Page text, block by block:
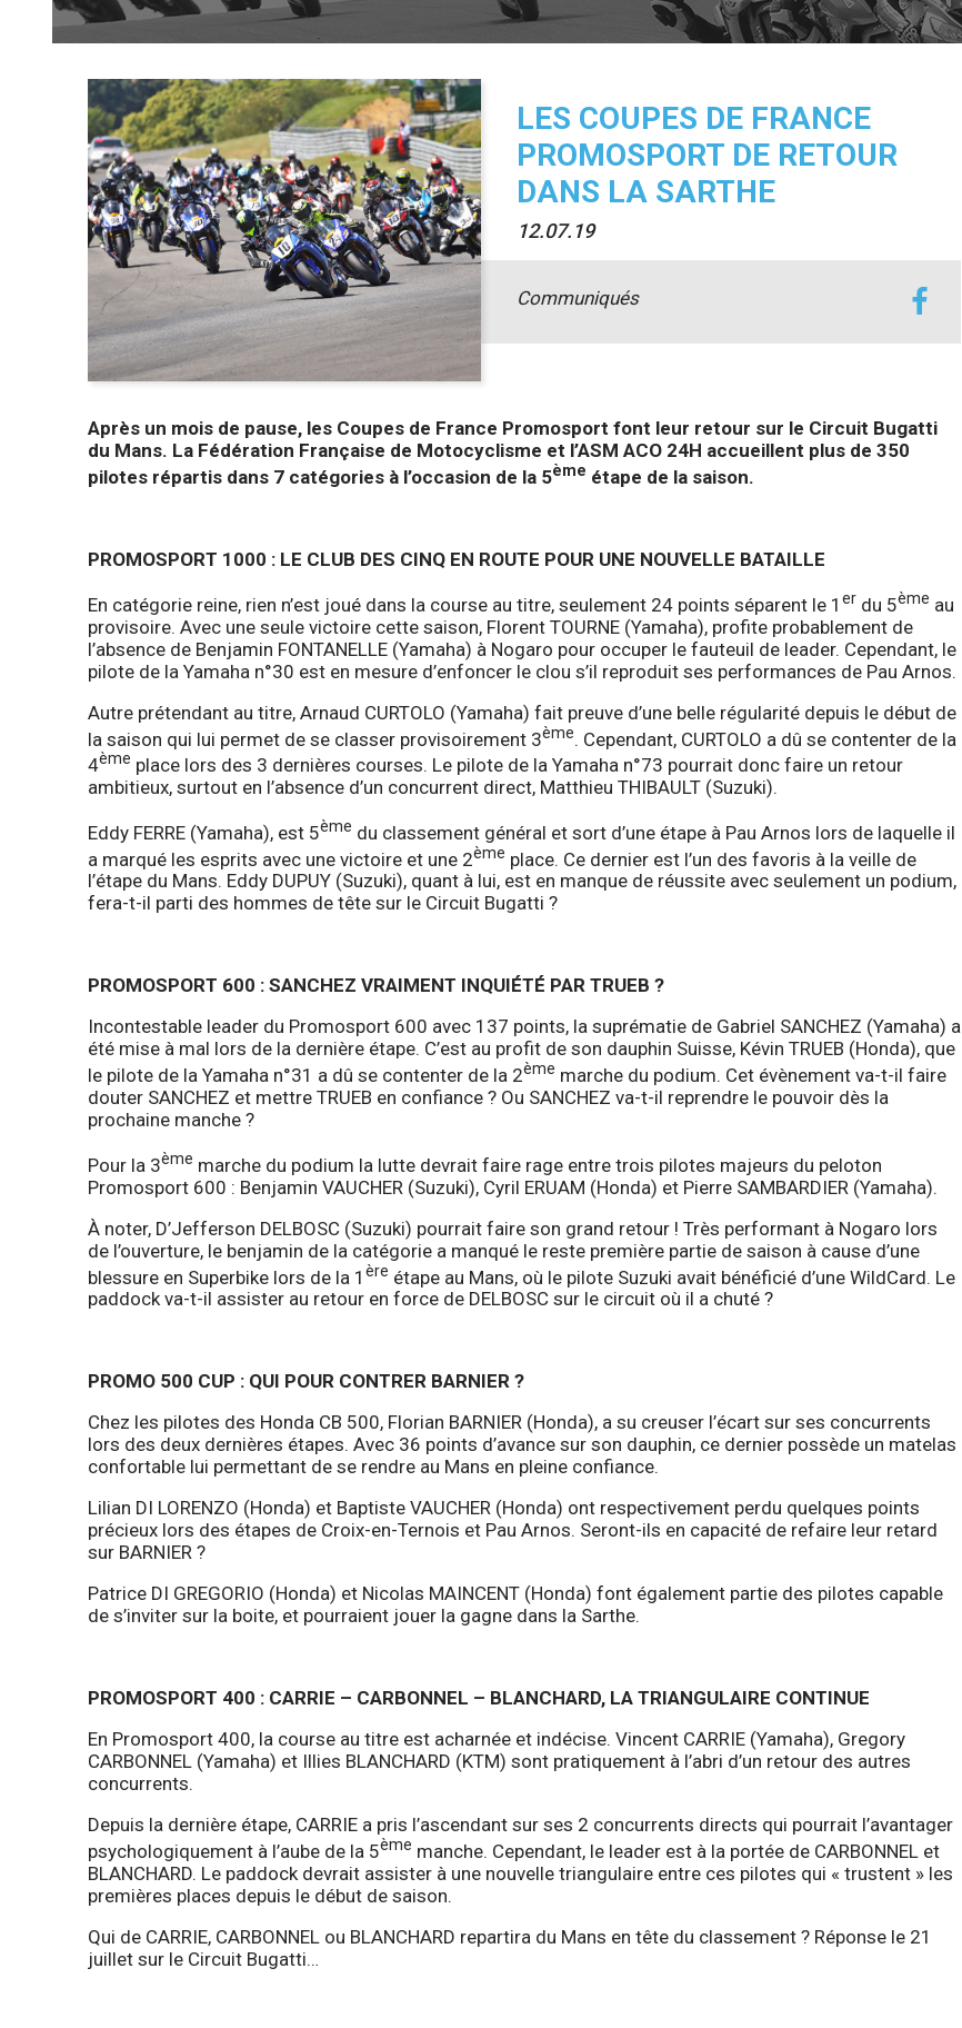
LES COUPES DE FRANCE
PROMOSPORT DE RETOUR
DANS LA SARTHE
12.07.19
Communiqués
Après un mois de pause, les Coupes de France Promosport font leur retour sur le Circuit Bugatti
du Mans. La Fédération Française de Motocyclisme et l’ASM ACO 24H accueillent plus de 350
pilotes répartis dans 7 catégories à l’occasion de la 5ème étape de la saison.
PROMOSPORT 1000 : LE CLUB DES CINQ EN ROUTE POUR UNE NOUVELLE BATAILLE
En catégorie reine, rien n’est joué dans la course au titre, seulement 24 points séparent le 1 er du 5ème au
provisoire. Avec une seule victoire cette saison, Florent TOURNE (Yamaha), profite probablement de
l’absence de Benjamin FONTANELLE (Yamaha) à Nogaro pour occuper le fauteuil de leader. Cependant, le
pilote de la Yamaha n°30 est en mesure d’enfoncer le clou s’il reproduit ses performances de Pau Arnos.
Autre prétendant au titre, Arnaud CURTOLO (Yamaha) fait preuve d’une belle régularité depuis le début de
la saison qui lui permet de se classer provisoirement 3ème. Cependant, CURTOLO a dû se contenter de la
4ème place lors des 3 dernières courses. Le pilote de la Yamaha n°73 pourrait donc faire un retour
ambitieux, surtout en l’absence d’un concurrent direct, Matthieu THIBAULT (Suzuki).
Eddy FERRE (Yamaha), est 5ème du classement général et sort d’une étape à Pau Arnos lors de laquelle il
a marqué les esprits avec une victoire et une 2ème place. Ce dernier est l’un des favoris à la veille de
l’étape du Mans. Eddy DUPUY (Suzuki), quant à lui, est en manque de réussite avec seulement un podium,
fera-t-il parti des hommes de tête sur le Circuit Bugatti ?
PROMOSPORT 600 : SANCHEZ VRAIMENT INQUIÉTÉ PAR TRUEB ?
Incontestable leader du Promosport 600 avec 137 points, la suprématie de Gabriel SANCHEZ (Yamaha) a
été mise à mal lors de la dernière étape. C’est au profit de son dauphin Suisse, Kévin TRUEB (Honda), que
le pilote de la Yamaha n°31 a dû se contenter de la 2ème marche du podium. Cet évènement va-t-il faire
douter SANCHEZ et mettre TRUEB en confiance ? Ou SANCHEZ va-t-il reprendre le pouvoir dès la
prochaine manche ?
Pour la 3ème marche du podium la lutte devrait faire rage entre trois pilotes majeurs du peloton
Promosport 600 : Benjamin VAUCHER (Suzuki), Cyril ERUAM (Honda) et Pierre SAMBARDIER (Yamaha).
À noter, D’Jefferson DELBOSC (Suzuki) pourrait faire son grand retour ! Très performant à Nogaro lors
de l’ouverture, le benjamin de la catégorie a manqué le reste première partie de saison à cause d’une
blessure en Superbike lors de la 1 ère étape au Mans, où le pilote Suzuki avait bénéficié d’une WildCard. Le
paddock va-t-il assister au retour en force de DELBOSC sur le circuit où il a chuté ?
PROMO 500 CUP : QUI POUR CONTRER BARNIER ?
Chez les pilotes des Honda CB 500, Florian BARNIER (Honda), a su creuser l’écart sur ses concurrents
lors des deux dernières étapes. Avec 36 points d’avance sur son dauphin, ce dernier possède un matelas
confortable lui permettant de se rendre au Mans en pleine confiance.
Lilian DI LORENZO (Honda) et Baptiste VAUCHER (Honda) ont respectivement perdu quelques points
précieux lors des étapes de Croix-en-Ternois et Pau Arnos. Seront-ils en capacité de refaire leur retard
sur BARNIER ?
Patrice DI GREGORIO (Honda) et Nicolas MAINCENT (Honda) font également partie des pilotes capable
de s’inviter sur la boite, et pourraient jouer la gagne dans la Sarthe.
PROMOSPORT 400 : CARRIE – CARBONNEL – BLANCHARD, LA TRIANGULAIRE CONTINUE
En Promosport 400, la course au titre est acharnée et indécise. Vincent CARRIE (Yamaha), Gregory
CARBONNEL (Yamaha) et Illies BLANCHARD (KTM) sont pratiquement à l’abri d’un retour des autres
concurrents.
Depuis la dernière étape, CARRIE a pris l’ascendant sur ses 2 concurrents directs qui pourrait l’avantager
psychologiquement à l’aube de la 5ème manche. Cependant, le leader est à la portée de CARBONNEL et
BLANCHARD. Le paddock devrait assister à une nouvelle triangulaire entre ces pilotes qui « trustent » les
premières places depuis le début de saison.
Qui de CARRIE, CARBONNEL ou BLANCHARD repartira du Mans en tête du classement ? Réponse le 21
juillet sur le Circuit Bugatti…